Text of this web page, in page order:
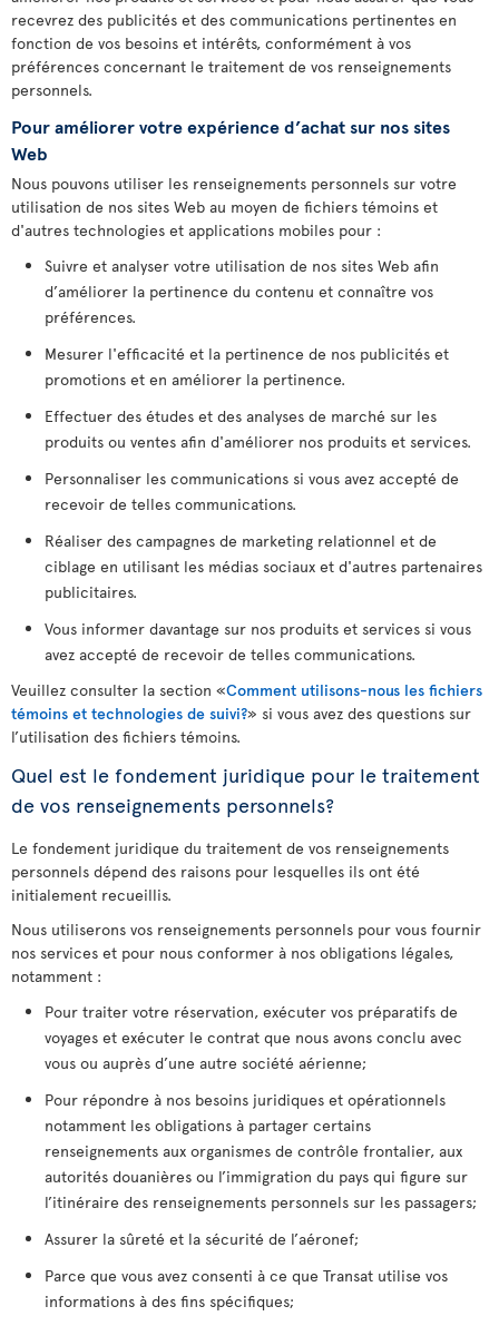
recevrez des publicités et des communications pertinentes en
fonction de vos besoins et intérêts, conformément à vos
préférences concernant le traitement de vos renseignements
personnels.
Pour améliorer votre expérience d’achat sur nos sites
Web
Nous pouvons utiliser les renseignements personnels sur votre
utilisation de nos sites Web au moyen de fichiers témoins et
d'autres technologies et applications mobiles pour :
Suivre et analyser votre utilisation de nos sites Web afin
d’améliorer la pertinence du contenu et connaître vos
préférences.
Mesurer l'efficacité et la pertinence de nos publicités et
promotions et en améliorer la pertinence.
Effectuer des études et des analyses de marché sur les
produits ou ventes afin d'améliorer nos produits et services.
Personnaliser les communications si vous avez accepté de
recevoir de telles communications.
Réaliser des campagnes de marketing relationnel et de
ciblage en utilisant les médias sociaux et d'autres partenaires
publicitaires.
Vous informer davantage sur nos produits et services si vous
avez accepté de recevoir de telles communications.
Veuillez consulter la section «Comment utilisons-nous les fichiers
témoins et technologies de suivi?» si vous avez des questions sur
l’utilisation des fichiers témoins.
Quel est le fondement juridique pour le traitement
de vos renseignements personnels?
Le fondement juridique du traitement de vos renseignements
personnels dépend des raisons pour lesquelles ils ont été
initialement recueillis.
Nous utiliserons vos renseignements personnels pour vous fournir
nos services et pour nous conformer à nos obligations légales,
notamment :
Pour traiter votre réservation, exécuter vos préparatifs de
voyages et exécuter le contrat que nous avons conclu avec
vous ou auprès d’une autre société aérienne;
Pour répondre à nos besoins juridiques et opérationnels
notamment les obligations à partager certains
renseignements aux organismes de contrôle frontalier, aux
autorités douanières ou l’immigration du pays qui figure sur
l’itinéraire des renseignements personnels sur les passagers;
Assurer la sûreté et la sécurité de l’aéronef;
Parce que vous avez consenti à ce que Transat utilise vos
informations à des fins spécifiques;